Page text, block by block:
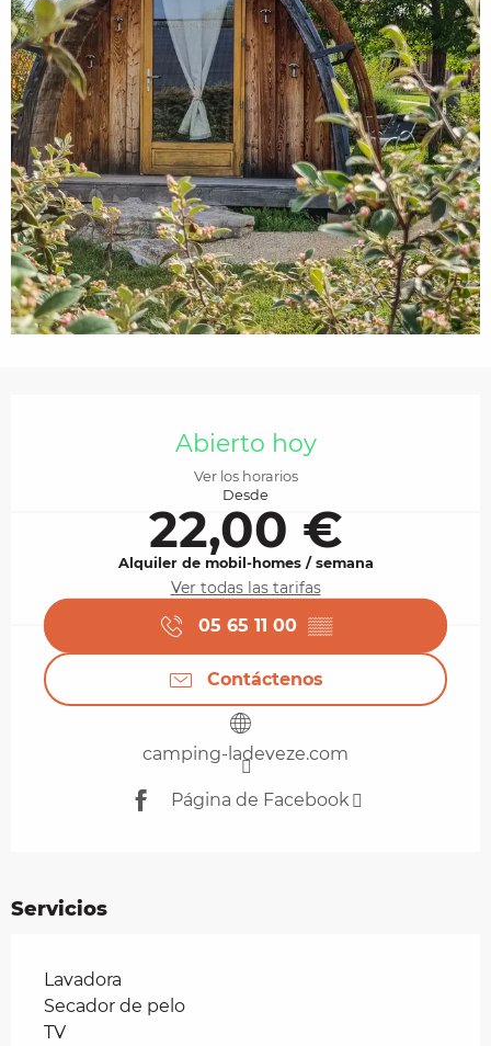
Abierto hoy
Ver los horarios
Desde
22,00 €
Alquiler de mobil-homes / semana
Ver todas las tarifas
05 65 11 00 ▒▒
Contáctenos
camping-ladeveze.com
Página de Facebook
Servicios
Lavadora
Secador de pelo
TV